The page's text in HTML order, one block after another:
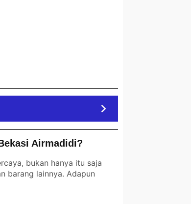
Airmadidi?
bukan hanya itu saja
barang lainnya. Adapun